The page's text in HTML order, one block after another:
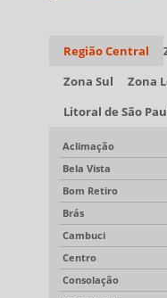
Região Central
Zona Sul
Zona
Litoral de São
Aclimação
Bela Vista
Bom Retiro
Brás
Cambuci
Centro
Consolação